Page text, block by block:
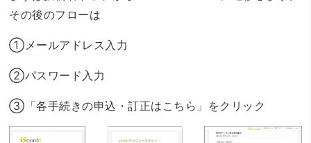
その後のフローは
①メールアドレス入力
②パスワード入力
③「各手続きの申込・訂正はこちら」をクリック